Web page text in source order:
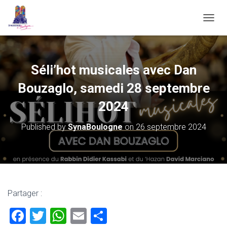
Séli’hot musicales avec Dan
Bouzaglo, samedi 28 septembre
2024
Published by SynaBoulogne on 26 septembre 2024
Partager :
F
T
W E